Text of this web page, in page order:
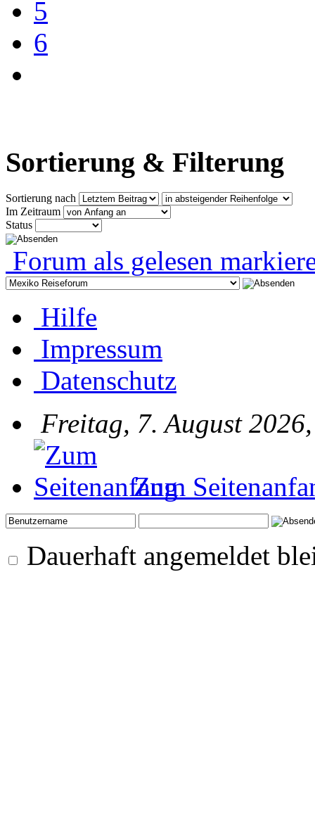
5
6
Sortierung & Filterung
Sortierung nach
Im Zeitraum
Status
Forum als gelesen
Hilfe
Impressum
Datenschutz
Freitag, 7. August
Zum
Dauerhaft angemeldet